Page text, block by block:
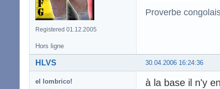
Registered 01.12.2005
Proverbe
Hors ligne
30.04.2006 16:24:36
HLVS
el lombrico!
à la base il n'y